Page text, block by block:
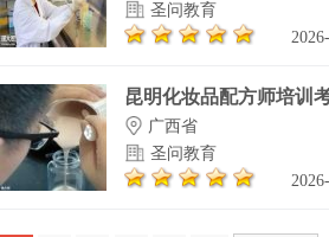
圣问教育
昆明化妆品配方师培训
广西省
圣问教育